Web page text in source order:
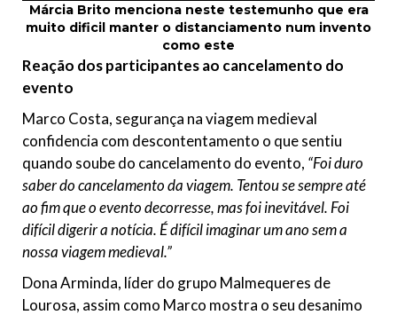
Márcia Brito menciona neste testemunhoque era
muito dificil manter o distanciamento num invento
como este
Reação dos participantes ao cancelamento do
evento
Marco Costa, segurança na viagem medieval
confidencia com descontentamento o que sentiu
quando soube do cancelamento do evento, “Foi duro
saber do cancelamento da viagem. Tentou se sempre até
ao fim que o evento decorresse, mas foi inevitável. Foi
difícil digerir a notícia. É difícil imaginar um ano sem a
nossa viagem medieval.”
Dona Arminda, líder do grupo Malmequeres de
Lourosa, assim como Marco mostra o seu desanimo